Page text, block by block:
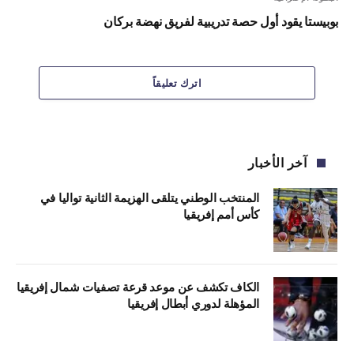
بوبيستا يقود أول حصة تدريبية لفريق نهضة بركان
اترك تعليقاً
آخر الأخبار
المنتخب الوطني يتلقى الهزيمة الثانية تواليا في
كأس أمم إفريقيا
الكاف تكشف عن موعد قرعة تصفيات شمال إفريقيا
المؤهلة لدوري أبطال إفريقيا